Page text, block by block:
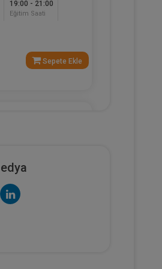
19:00 - 21:00
Eğitim Saati
Sepete Ekle